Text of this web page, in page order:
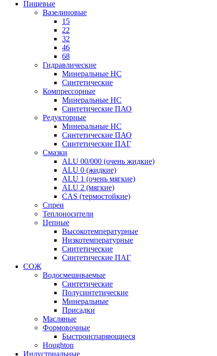
Пищевые
Вазелиновые
15
22
32
46
68
Гидравлические
Минеральные HC
Синтетические
Компрессорные
Минеральные HC
Синтетические ПАО
Редукторные
Минеральные HC
Синтетические ПАО
Синтетические ПАГ
Смазки
ALU 00/000 (очень жидкие)
ALU 0 (жидкие)
ALU 1 (очень мягкие)
ALU 2 (мягкие)
CAS (термостойкие)
Спреи
Теплоносители
Цепные
Высокотемпературные
Низкотемпературные
Синтетические
Синтетические ПАГ
СОЖ
Водосмешиваемые
Синтетические
Полусинтетические
Минеральные
Присадки
Масляные
Формовочные
Быстроиспаряющиеся
Houghton
Индустриальные